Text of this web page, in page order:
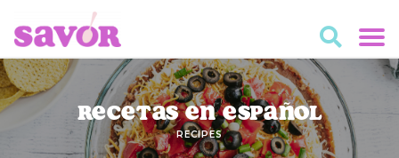
Recetas en Español
RECIPES